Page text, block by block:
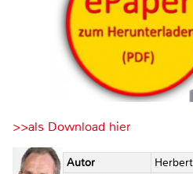
>>als Download hier
Autor